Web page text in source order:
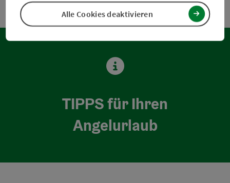
TIPPS für Ihren
Angelurlaub
Alle Cookies deaktivieren